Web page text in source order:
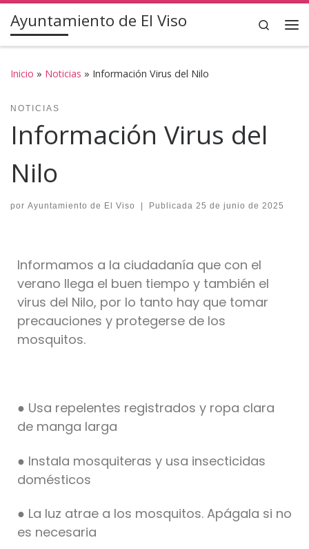
Saltar al contenido
Ayuntamiento de El Viso Search
Inicio » Noticias » Información Virus del Nilo
NOTICIAS
Información Virus del
Nilo
por Ayuntamiento de El Viso | Publicada 25 de junio de 2025
Informamos a la ciudadanía que con el
verano llega el buen tiempo y también el
virus del Nilo, por lo tanto hay que tomar
precauciones y protegerse de los
mosquitos.
● Usa repelentes registrados y ropa clara
de manga larga
● Instala mosquiteras y usa insecticidas
domésticos
● La luz atrae a los mosquitos. Apágala si no
es necesaria